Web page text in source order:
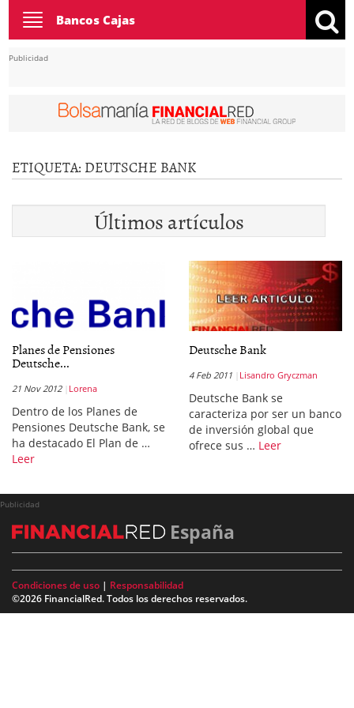
Toggle
navigation
Bancos Cajas
Publicidad
ETIQUETA: DEUTSCHE BANK
Últimos artículos
Planes de Pensiones
Deutsche...
21 Nov 2012 Lorena
Dentro de los Planes de
Pensiones Deutsche Bank, se
ha destacado El Plan de …
Leer
Deutsche Bank
4 Feb 2011 Lisandro Gryczman
Deutsche Bank se
caracteriza por ser un banco
de inversión global que
ofrece sus … Leer
Publicidad
España
Condiciones de uso | Responsabilidad
©2026 FinancialRed. Todos los derechos reservados.